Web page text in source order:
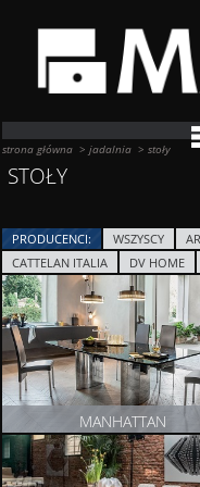
strona główna >jadalnia >stoły
STOŁY
PRODUCENCI: WSZYSCY
CATTELAN ITALIA
DV HOME
MANHATTAN
ZOBACZ PRODUKT